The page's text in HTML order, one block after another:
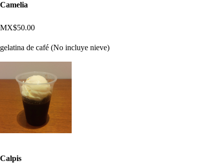
Camelia
MX$50.00
gelatina de café (No incluye nieve)
Calpis